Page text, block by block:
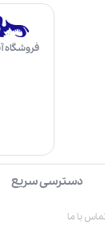
فروشگاه
با ما
دسترسی سریع